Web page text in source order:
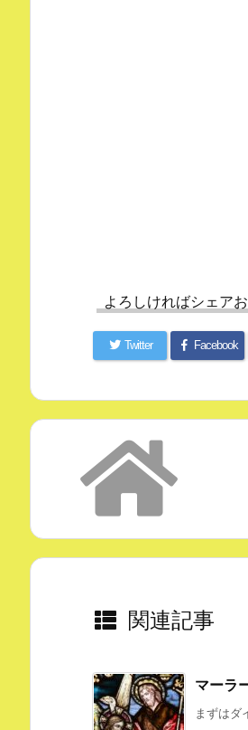
よろしければシェア
Twitter Facebook
関連記事
マーラ
まずはダ